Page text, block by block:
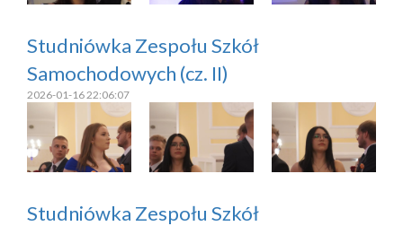
Studniówka Zespołu Szkół
Samochodowych (cz. II)
2026-01-16 22:06:07
Studniówka Zespołu Szkół